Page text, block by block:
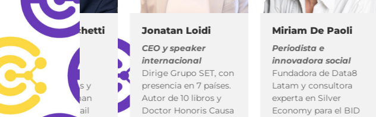
Luchetti
y
de 14 libros y
del Human
Retail
Jonatan Loidi
CEO y speaker
internacional
Dirige Grupo SET, con
presencia en 7 países.
Autor de 10 libros y
Doctor Honoris Causa
Miriam De Paoli
Periodista e
innovadora social
Fundadora de Data8
Latam y consultora
experta en Silver
Economy para el BID